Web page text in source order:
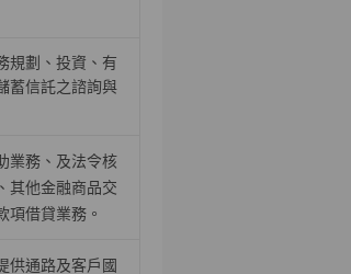
規劃、投資、有
蓄信託之諮詢與
業務、及法令核
其他金融商品交
項借貸業務。
供通路及客戶國